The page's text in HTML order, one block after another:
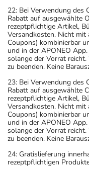
22: Bei Verwendung des
Rabatt auf ausgewählte
rezeptpflichtige Artikel,
Versandkosten. Nicht
Coupons) kombinierbar
und in der APONEO
solange der Vorrat
zu beenden. Keine
23: Bei Verwendung des
Rabatt auf ausgewählte
rezeptpflichtige Artikel,
Versandkosten. Nicht
Coupons) kombinierbar
und in der APONEO
solange der Vorrat
zu beenden. Keine
24: Gratislieferung
rezeptpflichtigen